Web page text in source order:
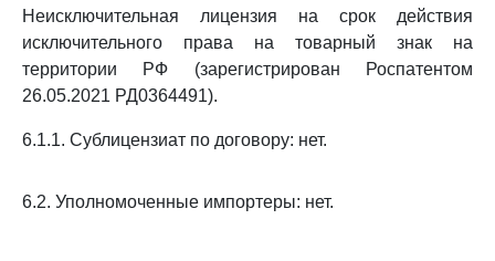
Неисключительная лицензия на срок действия
исключительного права на товарный знак на
территории РФ (зарегистрирован Роспатентом
26.05.2021 РД0364491).
6.1.1. Сублицензиат по договору: нет.
6.2. Уполномоченные импортеры: нет.